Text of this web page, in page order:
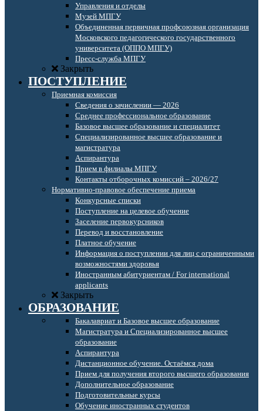
Управления и отделы
Музей МПГУ
Объединенная первичная профсоюзная организация
Московского педагогического государственного
университета (ОППО МПГУ)
Пресс-служба МПГУ
Закрыть
ПОСТУПЛЕНИЕ
Приемная комиссия
Сведения о зачислении — 2026
Среднее профессиональное образование
Базовое высшее образование и специалитет
Специализированное высшее образование и
магистратура
Аспирантура
Прием в филиалы МПГУ
Контакты отборочных комиссий – 2026/27
Нормативно-правовое обеспечение приема
Конкурсные списки
Поступление на целевое обучение
Заселение первокурсников
Перевод и восстановление
Платное обучение
Информация о поступлении для лиц с ограниченными
возможностями здоровья
Иностранным абитуриентам / For international
applicants
Закрыть
ОБРАЗОВАНИЕ
Бакалавриат и Базовое высшее образование
Магистратура и Специализированное высшее
образование
Аспирантура
Дистанционное обучение. Остаёмся дома
Прием для получения второго высшего образования
Дополнительное образование
Подготовительные курсы
Обучение иностранных студентов